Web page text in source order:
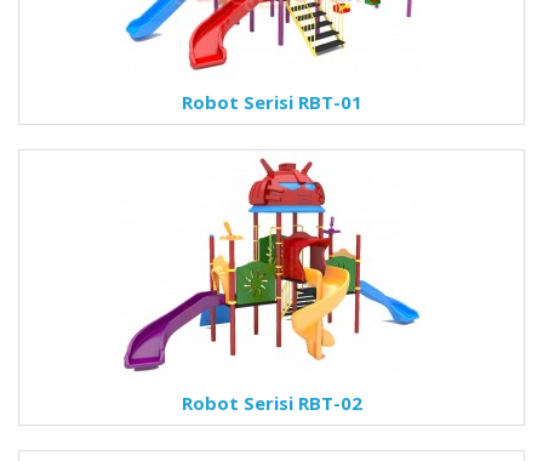
Robot Serisi RBT-01
Robot Serisi RBT-02